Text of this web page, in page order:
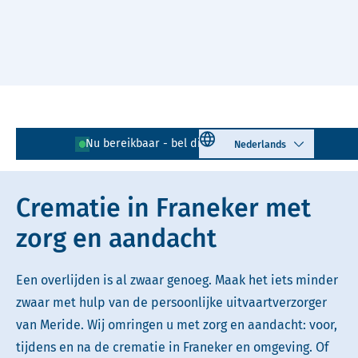
Nu bereikbaar - bel direct! 0517 - 431 021
Select language
Lees voor Uitleg woorden
Simpele tekst
Crematie in Franeker met
zorg en aandacht
Een overlijden is al zwaar genoeg. Maak het iets minder
zwaar met hulp van de persoonlijke uitvaartverzorger
van Meride. Wij omringen u met zorg en aandacht: voor,
tijdens en na de crematie in Franeker en omgeving. Of